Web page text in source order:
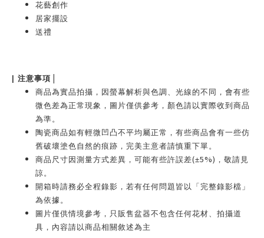
花藝創作
居家擺設
送禮
注意事項 |
商品為實品拍攝，因螢幕解析與色調、光線的不同，會有些
微色差為正常現象，圖片僅供參考，顏色請以實際收到商品
為準。
陶瓷商品如有輕微凹凸不平均屬正常，有些商品會有一些仿
舊破壞塗色自然的痕跡，完美主意者請慎重下單。
商品尺寸因測量方式差異，可能有些許誤差(±5%) ，敬請見
諒。
開箱時請務必全程錄影，若有任何問題皆以「完整錄影檔」
為依據。
圖片僅供情境參考，只販售盆器不包含任何花材、拍攝道
具，內容請以商品相關敘述為主